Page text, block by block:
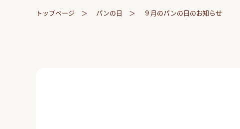
トップページ パンの日 ９月のパンの日のお知らせ